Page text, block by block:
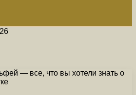
— все, что вы хотели знать о